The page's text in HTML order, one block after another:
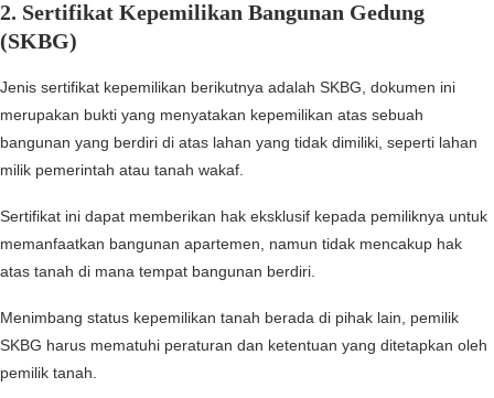
2. Sertifikat Kepemilikan Bangunan Gedung
(SKBG)
Jenis sertifikat kepemilikan berikutnya adalah SKBG, dokumen ini
merupakan bukti yang menyatakan kepemilikan atas sebuah
bangunan yang berdiri di atas lahan yang tidak dimiliki, seperti lahan
milik pemerintah atau tanah wakaf.
Sertifikat ini dapat memberikan hak eksklusif kepada pemiliknya untuk
memanfaatkan bangunan apartemen, namun tidak mencakup hak
atas tanah di mana tempat bangunan berdiri.
Menimbang status kepemilikan tanah berada di pihak lain, pemilik
SKBG harus mematuhi peraturan dan ketentuan yang ditetapkan oleh
pemilik tanah.